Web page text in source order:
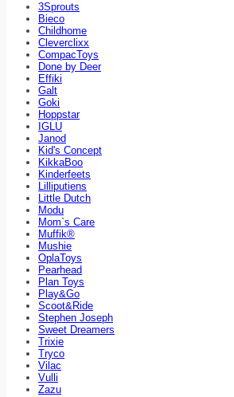
3Sprouts
Bieco
Childhome
Cleverclixx
CompacToys
Done by Deer
Effiki
Galt
Goki
Hoppstar
IGLU
Janod
Kid's Concept
KikkaBoo
Kinderfeets
Lilliputiens
Little Dutch
Modu
Mom`s Care
Muffik®
Mushie
OplaToys
Pearhead
Plan Toys
Play&Go
Scoot&Ride
Stephen Joseph
Sweet Dreamers
Trixie
Tryco
Vilac
Vulli
Zazu